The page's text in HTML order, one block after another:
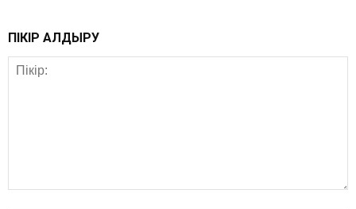
ПІКІР ҚАЛДЫРУ